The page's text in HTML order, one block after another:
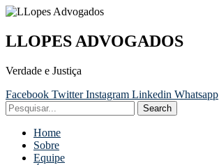
LLOPES ADVOGADOS
Verdade e Justiça
Facebook Twitter Instagram Linkedin Whatsapp
Search
Home
Sobre
Equipe